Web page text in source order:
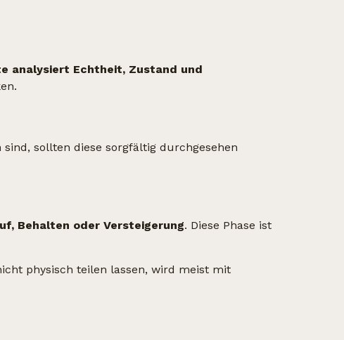
analysiert Echtheit, Zustand und
sind, sollten diese sorgfältig durchgesehen
Behalten oder Versteigerung. Diese Phase ist
physisch teilen lassen, wird meist mit